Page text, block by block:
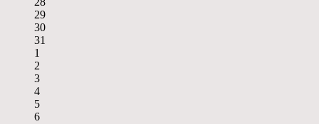
29
30
31
1
2
3
4
5
6